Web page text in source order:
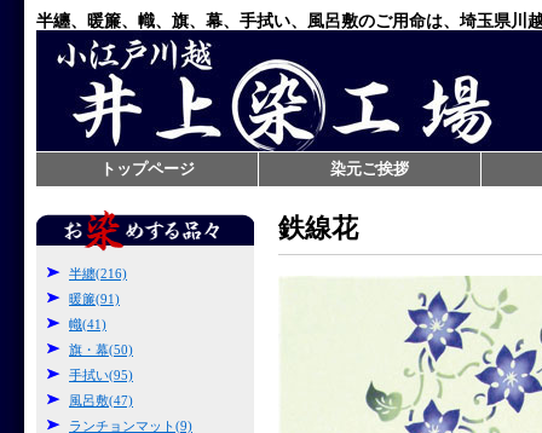
半纏、暖簾、幟、旗、幕、手拭い、風呂敷のご用命は、埼玉県
トップページ 染元ご挨拶
鉄線花
半纏(216)
暖簾(91)
幟(41)
旗・幕(50)
手拭い(95)
風呂敷(47)
ランチョンマット(9)